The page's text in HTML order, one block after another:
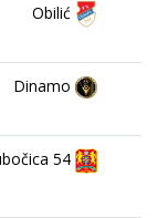
Obilić
Dinamo
54